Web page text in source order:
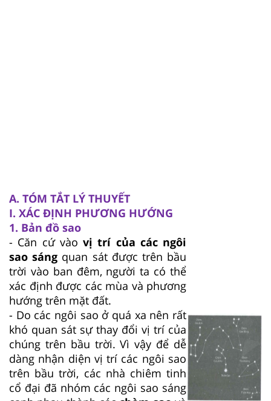
A. TÓM TẮT LÝ THUYẾT
I. XÁC ĐỊNH PHƯƠNG HƯỚNG
1. Bản đồ sao
- Căn cứ vào vị trí của các ngôi
sao sáng quan sát được trên bầu
trời vào ban đêm, người ta có thể
xác định được các mùa và phương
hướng trên mặt đất.
- Do các ngôi sao ở quá xa nên rất
khó quan sát sự thay đổi vị trí của
chúng trên bầu trời. Vì vậy để dễ
dàng nhận diện vị trí các ngôi sao
trên bầu trời, các nhà chiêm tinh
cổ đại đã nhóm các ngôi sao sáng